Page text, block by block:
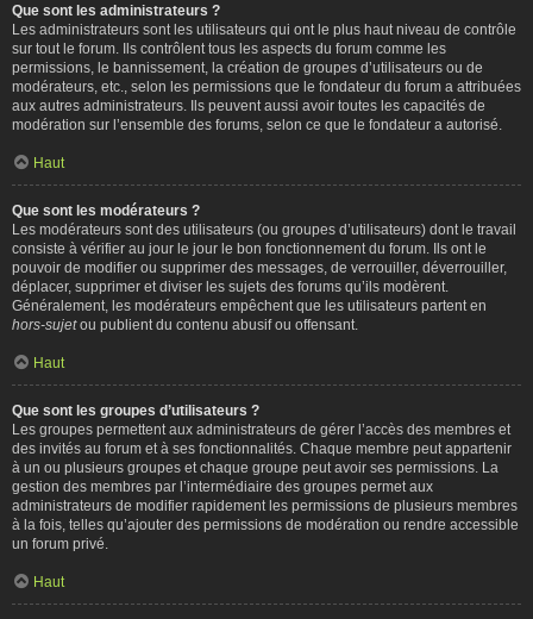
Que sont les administrateurs ?
Les administrateurs sont les utilisateurs qui ont le plus haut niveau de contrôle
sur tout le forum. Ils contrôlent tous les aspects du forum comme les
permissions, le bannissement, la création de groupes d’utilisateurs ou de
modérateurs, etc., selon les permissions que le fondateur du forum a attribuées
aux autres administrateurs. Ils peuvent aussi avoir toutes les capacités de
modération sur l’ensemble des forums, selon ce que le fondateur a autorisé.
Haut
Que sont les modérateurs ?
Les modérateurs sont des utilisateurs (ou groupes d’utilisateurs) dont le travail
consiste à vérifier au jour le jour le bon fonctionnement du forum. Ils ont le
pouvoir de modifier ou supprimer des messages, de verrouiller, déverrouiller,
déplacer, supprimer et diviser les sujets des forums qu’ils modèrent.
Généralement, les modérateurs empêchent que les utilisateurs partent en
hors-sujetou publient du contenu abusif ou offensant.
Haut
Que sont les groupes d’utilisateurs ?
Les groupes permettent aux administrateurs de gérer l’accès des membres et
des invités au forum et à ses fonctionnalités. Chaque membre peut appartenir
à un ou plusieurs groupes et chaque groupe peut avoir ses permissions. La
gestion des membres par l’intermédiaire des groupes permet aux
administrateurs de modifier rapidement les permissions de plusieurs membres
à la fois, telles qu’ajouter des permissions de modération ou rendre accessible
un forum privé.
Haut